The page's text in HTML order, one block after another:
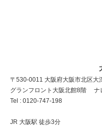
〒530-0011 大阪府大阪市北区大
グランフロント大阪北館8階 ナ
Tel : 0120-747-198
JR 大阪駅 徒歩3分